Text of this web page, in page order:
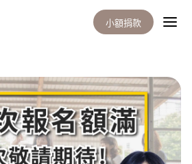
小額捐款